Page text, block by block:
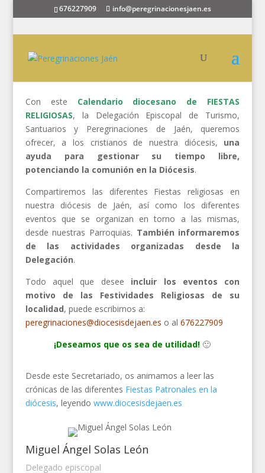
676227909 info@peregrinacionesjaen.es
Con este Calendario diocesano de FIESTAS
RELIGIOSAS, la Delegación Episcopal de Turismo,
Santuarios y Peregrinaciones de Jaén, queremos
ofrecer, a los cristianos de nuestra diócesis, una
ayuda para gestionar su tiempo libre,
potenciando la comunión en la Diócesis.
Compartiremos las diferentes Fiestas religiosas en
nuestra diócesis de Jaén, así como los diferentes
eventos que se organizan en torno a las mismas,
desde nuestras Parroquias. También informaremos
de las actividades organizadas desde la
Delegación.
Todo aquel que desee incluir los eventos con
motivo de las Festividades Religiosas de su
localidad, puede escribirnos a:
peregrinaciones@diocesisdejaen.es o al 676227909
¡Deseamos que os sea de utilidad! 🙂
Desde este Secretariado, os animamos a leer las
crónicas de las diferentes Fiestas Patronales en la
diócesis, leyendo www.diocesisdejaen.es
Miguel Ángel Solas León
Delegado episcopal